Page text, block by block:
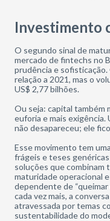
Investimento
O segundo sinal de
mercado de fintechs no
prudência e
relação a 2021, mas o
US$ 2,77 bilhões.
Ou seja: capital também
euforia e mais
não desapareceu; ele
Esse movimento tem
frágeis e teses
soluções que combinam
maturidade operacional
dependente de “queimar
cada vez mais, a
atravessada por temas
sustentabilidade do